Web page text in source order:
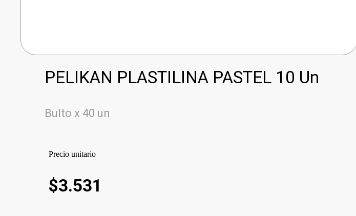
PELIKAN PLASTILINA PASTEL 10 Un
Bulto x 40 un
Precio unitario
$3.531